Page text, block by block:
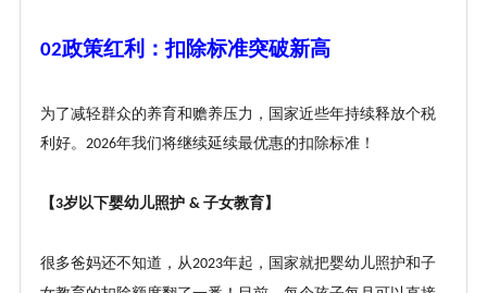
02政策红利：扣除标准突破新高
为了减轻群众的养育和赡养压力，国家近些年持续释放个税
利好。 2026年我们将继续延续最优惠的扣除标准！
【3岁以下婴幼儿照护 & 子女教育】
很多爸妈还不知道，从2023年起，国家就把婴幼儿照护和子